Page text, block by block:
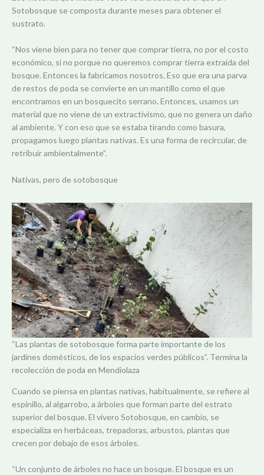
Sotobosque se composta durante meses para obtener el
sustrato.
“Nos viene bien para no tener que comprar tierra, no por el costo
económico, si no porque no queremos comprar tierra extraída del
bosque. Entonces la fabricamos nosotros. Eso que era una parva
de restos de poda se convierte en un mantillo como el que
encontramos en un bosquecito serrano. Entonces, usamos un
material que no viene de un extractivismo, que no genera un daño
al ambiente. Y con eso que se estaba tirando como basura,
propagamos luego plantas nativas. Es una forma de recircular, de
retribuir ambientalmente”.
Nativas, pero de sotobosque
“Las plantas de sotobosque forma parte importante de los
jardines domésticos, de los espacios verdes públicos”. Termina la
recolección de poda en Mendiolaza
Cuando se piensa en plantas nativas, habitualmente, se refiere al
espinillo, al algarrobo, a árboles que forman parte del estrato
superior del bosque. El vivero Sotobosque, en cambio, se
especializa en herbáceas, trepadoras, arbustos, plantas que
crecen por debajo de esos árboles.
“Un conjunto de árboles no hace un bosque. El bosque es un